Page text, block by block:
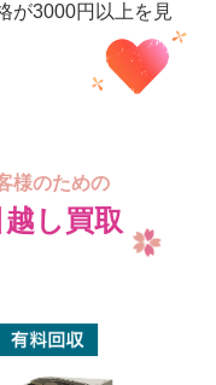
が3000円以上を見
様のための
し買取